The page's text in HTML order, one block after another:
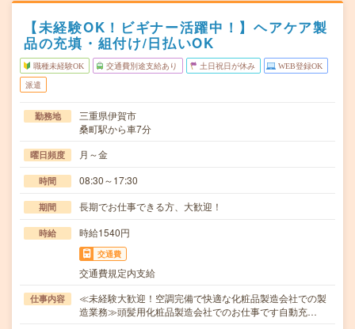
【未経験OK！ビギナー活躍中！】ヘアケア製
品の充填・組付け/日払いOK
職種未経験OK 交通費別途支給あり 土日祝日が休み WEB登録OK
派遣
勤務地
三重県伊賀市
桑町駅から車7分
曜日頻度 月～金
時間 08:30～17:30
期間 長期でお仕事できる方、大歓迎！
時給 時給1540円
交通費
交通費規定内支給
仕事内容
≪未経験大歓迎！空調完備で快適な化粧品製造会社での製
造業務≫頭髪用化粧品製造会社でのお仕事です自動充…